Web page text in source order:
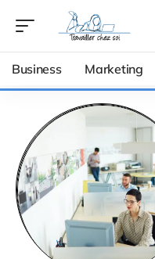
Business Marketing